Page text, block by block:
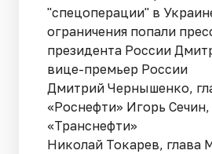
"спецоперации" в
ограничения попали
президента России
вице-премьер России
Дмитрий Чернышенко,
«Роснефти» Игорь Сечин,
«Транснефти»
Николай Токарев, глава